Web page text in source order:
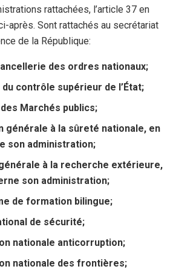
rattachées, l’article 37 en
après. Sont rattachés au secrétariat
de la République:
des ordres nationaux;
contrôle supérieur de l’État;
Marchés publics;
générale à la sûreté nationale, en
son administration;
à la recherche extérieure,
son administration;
de formation bilingue;
de sécurité;
nationale anticorruption;
nationale des frontières;